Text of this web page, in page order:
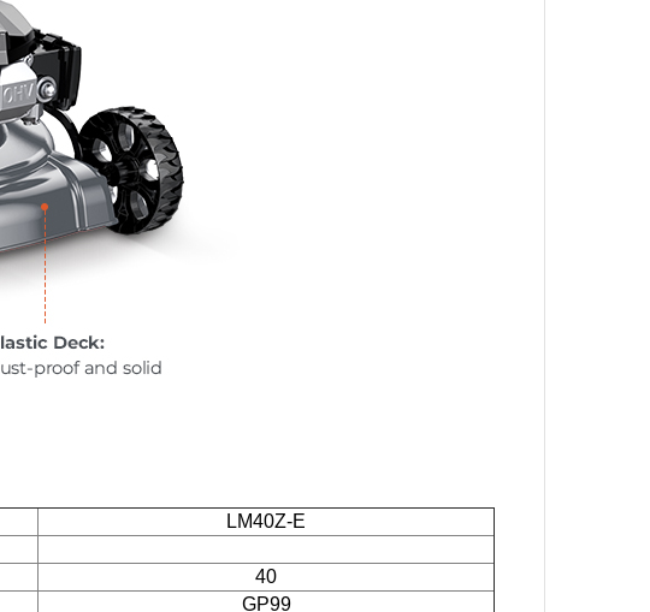
LM40Z-E
40
GP99